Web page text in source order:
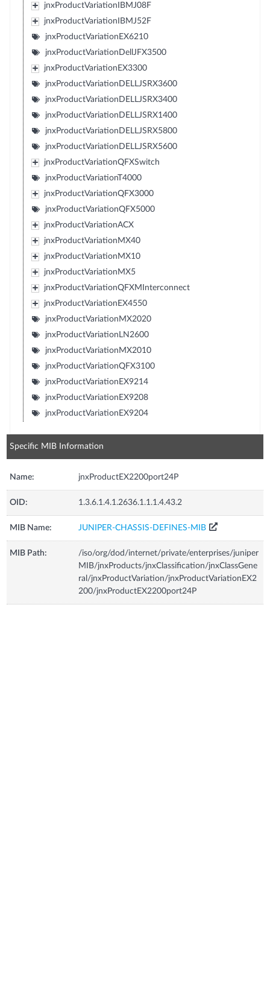
jnxProductVariationIBMJ08F
jnxProductVariationIBMJ52F
jnxProductVariationEX6210
jnxProductVariationDellJFX3500
jnxProductVariationEX3300
jnxProductVariationDELLJSRX3600
jnxProductVariationDELLJSRX3400
jnxProductVariationDELLJSRX1400
jnxProductVariationDELLJSRX5800
jnxProductVariationDELLJSRX5600
jnxProductVariationQFXSwitch
jnxProductVariationT4000
jnxProductVariationQFX3000
jnxProductVariationQFX5000
jnxProductVariationACX
jnxProductVariationMX40
jnxProductVariationMX10
jnxProductVariationMX5
jnxProductVariationQFXMInterconnect
jnxProductVariationEX4550
jnxProductVariationMX2020
jnxProductVariationLN2600
jnxProductVariationMX2010
jnxProductVariationQFX3100
jnxProductVariationEX9214
jnxProductVariationEX9208
jnxProductVariationEX9204
Specific MIB Information
Name: jnxProductEX2200port24P
OID: 1.3.6.1.4.1.2636.1.1.1.4.43.2
MIB Name: JUNIPER-CHASSIS-DEFINES-MIB
MIB Path:
/iso/org/dod/internet/private/enterprises/juniper
MIB/jnxProducts/jnxClassification/jnxClassGene
ral/jnxProductVariation/jnxProductVariationEX2
200/jnxProductEX2200port24P